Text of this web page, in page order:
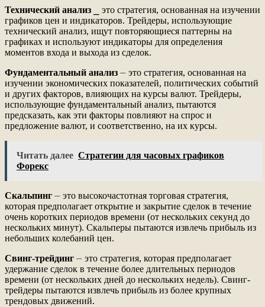
Технический анализ ⎯ это стратегия, основанная на изучении
графиков цен и индикаторов. Трейдеры, использующие
технический анализ, ищут повторяющиеся паттерны на
графиках и используют индикаторы для определения
моментов входа и выхода из сделок.
Фундаментальный анализ ⏤ это стратегия, основанная на
изучении экономических показателей, политических событий
и других факторов, влияющих на курсы валют. Трейдеры,
использующие фундаментальный анализ, пытаются
предсказать, как эти факторы повлияют на спрос и
предложение валют, и соответственно, на их курсы.
Читать далее Стратегии для часовых графиков
Форекс
Скальпинг ⏤ это высокочастотная торговая стратегия,
которая предполагает открытие и закрытие сделок в течение
очень коротких периодов времени (от нескольких секунд до
нескольких минут). Скальперы пытаются извлечь прибыль из
небольших колебаний цен.
Свинг-трейдинг ⏤ это стратегия, которая предполагает
удержание сделок в течение более длительных периодов
времени (от нескольких дней до нескольких недель). Свинг-
трейдеры пытаются извлечь прибыль из более крупных
трендовых движений.